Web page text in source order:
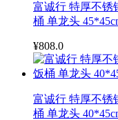
富诚行 特厚不锈
桶 单龙头
¥808.0
富诚行 特厚不锈
桶 单龙头